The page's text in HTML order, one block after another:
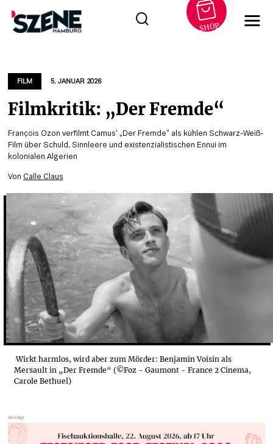
springen
SHOP
FILM 5. JANUAR 2026
Filmkritik: „Der Fremde“
François Ozon verfilmt Camus’ „Der Fremde“ als kühlen Schwarz-Weiß-
Film über Schuld, Sinnleere und existenzialistischen Ennui im
kolonialen Algerien
Von Calle Claus
Wirkt harmlos, wird aber zum Mörder: Benjamin Voisin als
Mersault in „Der Fremde“ (©Foz - Gaumont - France 2 Cinema,
Carole Bethuel)